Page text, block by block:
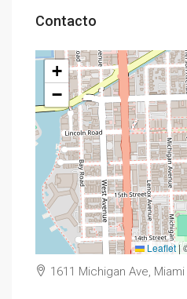
Contacto
+
−
Leaflet|
1611 Michigan Ave,